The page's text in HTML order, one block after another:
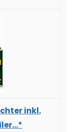
inkl.